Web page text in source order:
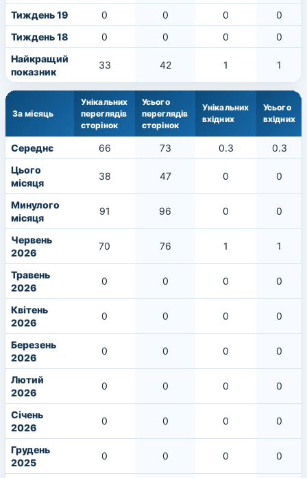
Тиждень 19 0 0 0
0
Тиждень 18
0 0 0
0
Найкращий
показник
33 42 1 1
За місяць
Унікальних
переглядів
сторінок
Усього
переглядів
сторінок
Унікальних
вхідних
Усього
вхідних
Середнє 66 73 0.3
0.3
Цього
місяця
38 47 0 0
Минулого
місяця
91 96 0 0
Червень
2026
70 76 1 1
Травень
2026
0 0 0 0
Квітень
2026
0 0 0 0
Березень
2026
0 0 0 0
Лютий
2026
0 0 0 0
Січень
2026
0 0 0 0
Грудень
2025
0 0 0 0